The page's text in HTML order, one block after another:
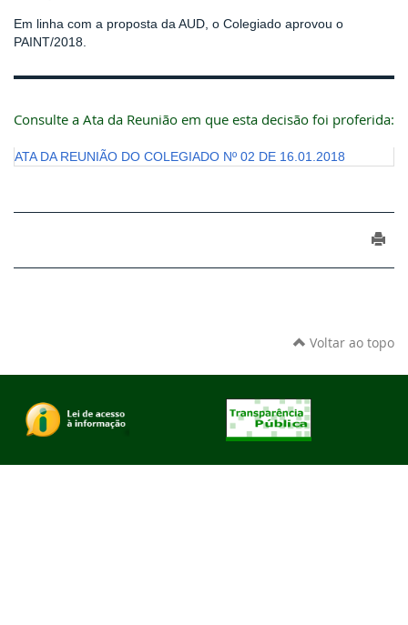
Em linha com a proposta da AUD, o Colegiado aprovou o
PAINT/2018.
Consulte a Ata da Reunião em que esta decisão foi proferida:
ATA DA REUNIÃO DO COLEGIADO Nº 02 DE 16.01.2018
Voltar ao topo